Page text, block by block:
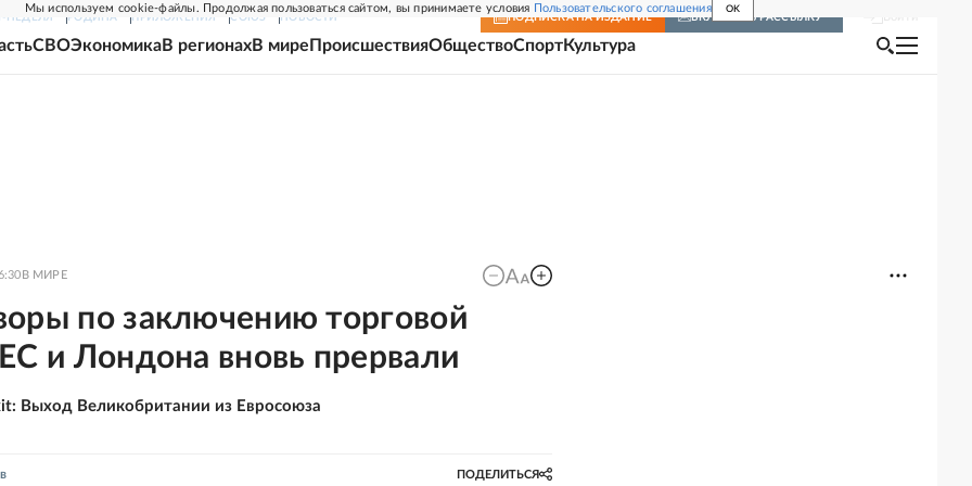
Мы используем cookie-файлы. Продолжая пользоваться сайтом, вы принимаете условия Пользовательского соглашения OK
НЕДЕЛЯ РОДИНА ПРИЛОЖЕНИЯ СОЮЗ НОВОСТИ ПОДПИСКА НА ИЗДАНИЕ ВКЛЮЧИТЬ РАССЫЛКУ
СВОЭкономикаВ регионахВ мире ПроисшествияОбществоСпортКультура
В МИРЕ
по заключению торговой
и Лондона вновь прервали
Выход Великобритании из Евросоюза
ПОДЕЛИТЬСЯ